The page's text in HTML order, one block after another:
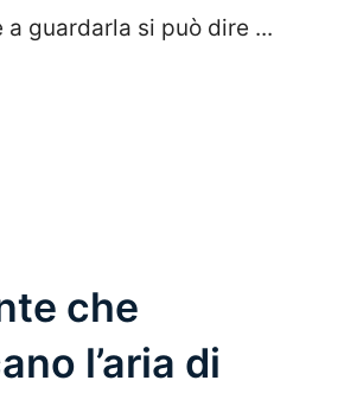
a guardarla si può dire ...
che
l’aria di